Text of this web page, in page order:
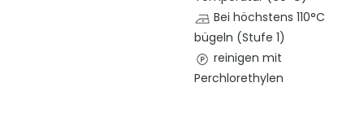
Bei höchstens 110°C
bügeln (Stufe 1)
reinigen mit
Perchlorethylen